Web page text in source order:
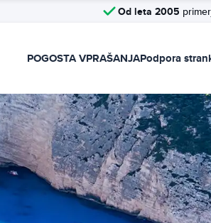
Od leta 2005
POGOSTA VPRAŠANJAPodpora